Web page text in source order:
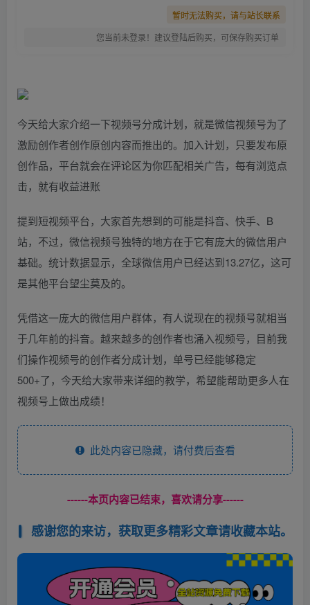
暂时无法购买，请与站长联系
您当前未登录！建议登陆后购买，可保存购买订单
今天给大家介绍一下视频号分成计划，就是微信视频号为了
激励创作者创作原创内容而推出的。加入计划，只要发布原
创作品，平台就会在评论区为你匹配相关广告，每有浏览点
击，就有收益进账
提到短视频平台，大家首先想到的可能是抖音、快手、B
站，不过，微信视频号独特的地方在于它有庞大的微信用户
基础。统计数据显示，全球微信用户已经达到13.27亿，这可
是其他平台望尘莫及的。
凭借这一庞大的微信用户群体，有人说现在的视频号就相当
于几年前的抖音。越来越多的创作者也涌入视频号，目前我
们操作视频号的创作者分成计划，单号已经能够稳定
500+了，今天给大家带来详细的教学，希望能帮助更多人在
视频号上做出成绩！
此处内容已隐藏，请付费后查看
------本页内容已结束，喜欢请分享------
感谢您的来访，获取更多精彩文章请收藏本站。